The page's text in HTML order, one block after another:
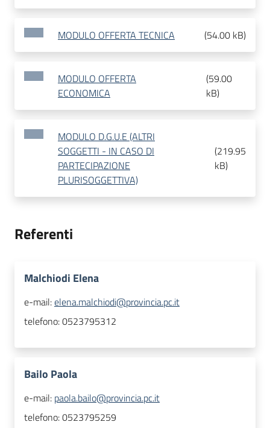
MODULO OFFERTA TECNICA (54.00 kB)
MODULO OFFERTA
ECONOMICA
(59.00
kB)
MODULO D.G.U.E (ALTRI
SOGGETTI - IN CASO DI
PARTECIPAZIONE
PLURISOGGETTIVA)
(219.95
kB)
Referenti
Malchiodi Elena
e-mail:elena.malchiodi@provincia.pc.it
telefono:0523795312
Bailo Paola
e-mail: paola.bailo@provincia.pc.it
telefono:0523795259